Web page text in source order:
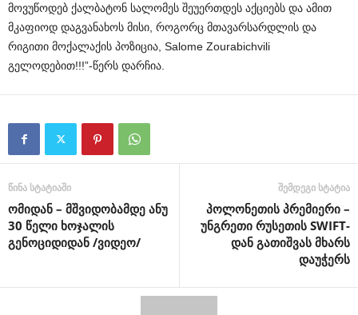
მოვუწოდებ ქალბატონ სალომეს შეუერთდეს აქციებს და ამით
მკაფიოდ დაგვანახოს მისი როგორც მთავარსარდლის და
რიგითი მოქალაქის პოზიცია , Salome Zourabichvili
გელოდებით!!!”-წერს დარჩია
წინა სტატიაში
ომიდან – მშვიდობამდე ანუ
30 წელი ხოჯალის
გენოციდიდან /ვიდეო/
შემდეგი სტატია
პოლონეთის პრემიერი –
უნგრეთი რუსეთის SWIFT-
დან გათიშვას მხარს
დაუჭერს